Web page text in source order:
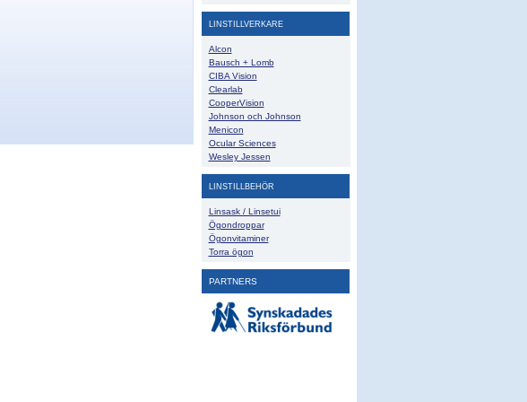
LINSTILLVERKARE
Alcon
Bausch + Lomb
CIBA Vision
Clearlab
CooperVision
Johnson och Johnson
Menicon
Ocular Sciences
Wesley Jessen
LINSTILLBEHÖR
Linsask / Linsetui
Ögondroppar
Ögonvitaminer
Torra ögon
PARTNERS